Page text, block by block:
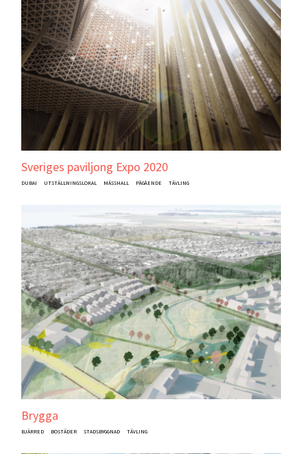
Sveriges paviljong Expo 2020
DUBAI UTSTÄLLNINGSLOKAL MÄSSHALL PÅGÅENDE TÄVLING
Brygga
BJÄRRED BOSTÄDER STADSBYGGNAD TÄVLING